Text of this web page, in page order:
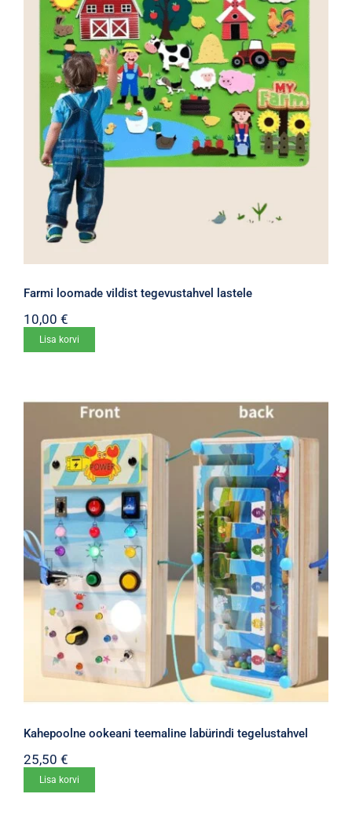
Farmi loomade vildist tegevustahvel lastele
10,00 €
Lisa korvi
Kahepoolne ookeani teemaline labürindi tegelustahvel
25,50 €
Lisa korvi